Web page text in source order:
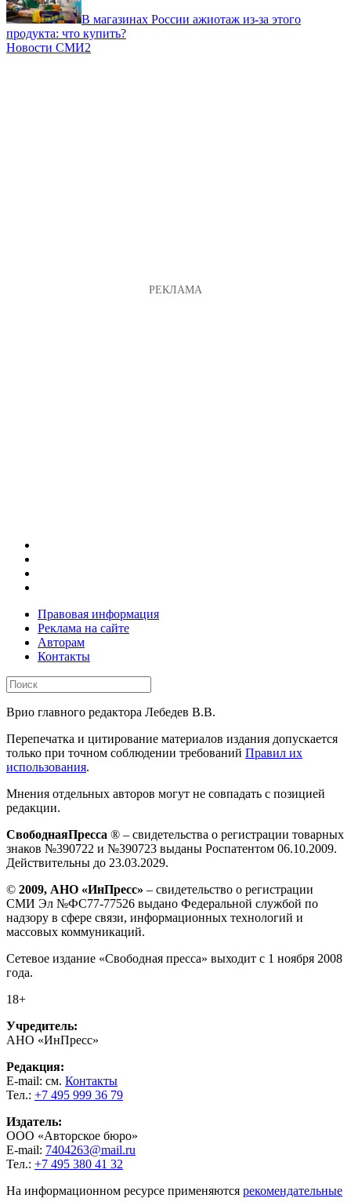
В магазинах России ажиотаж из-за этого
продукта: что купить?
Новости СМИ2
Правовая информация
Реклама на сайте
Авторам
Контакты
Врио главного редактора Лебедев В.В.
Перепечатка и цитирование материалов издания допускается
только при точном соблюдении требований Правил их
использования.
Мнения отдельных авторов могут не совпадать с позицией
редакции.
СвободнаяПресса ® – свидетельства о регистрации товарных
знаков №390722 и №390723 выданы Роспатентом 06.10.2009.
Действительны до 23.03.2029.
© 2009, АНО «ИнПресс» – свидетельство о регистрации
СМИ Эл №ФС77-77526 выдано Федеральной службой по
надзору в сфере связи, информационных технологий и
массовых коммуникаций.
Сетевое издание «Свободная пресса» выходит с 1 ноября 2008
года.
18+
Учредитель:
АНО «ИнПресс»
Редакция:
E-mail: см. Контакты
Тел.: +7 495 999 36 79
Издатель:
ООО «Авторское бюро»
E-mail: 7404263@mail.ru
Тел.: +7 495 380 41 32
На информационном ресурсе применяются рекомендательные